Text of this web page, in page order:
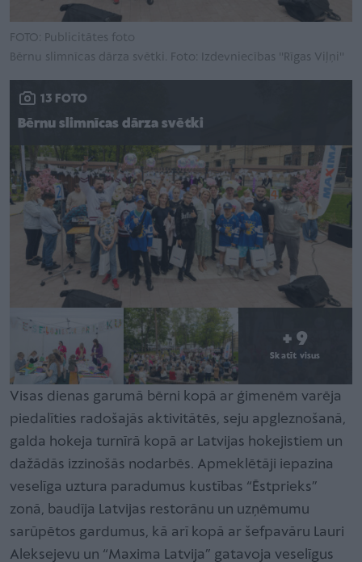
FOTO: Publicitātes foto
Bērnu slimnīcas dārza svētki. Foto: Izdevniecības ''Rīgas Viļņi''
13 FOTO
Bērnu slimnīcas dārza svētki
+ 9
Skatīt visus
Visas dienas garumā bērni kopā ar ģimenēm varēja
piedalīties radošajās aktivitātēs, seju apgleznošanā,
galda hokeja turnīrā kopā ar Latvijas hokejistiem un
dažādās izzinošās nodarbēs. Apmeklētāji iepazina
veselīga uztura paradumus kustības “Ēstprieks”
zonā, baudīja Latvijas restorānu un uzņēmumu
sarūpētos gardumus, kā arī kopā ar šefpavāru Lauri
Aleksejevu un “Maxima Latvija” gatavoja veselīgus